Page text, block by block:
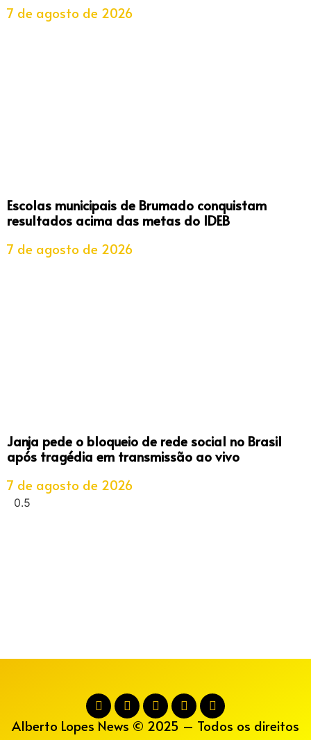
7 de agosto de 2026
Escolas municipais de Brumado conquistam
resultados acima das metas do IDEB
7 de agosto de 2026
Janja pede o bloqueio de rede social no Brasil
após tragédia em transmissão ao vivo
7 de agosto de 2026
Alberto Lopes News © 2025 – Todos os direitos